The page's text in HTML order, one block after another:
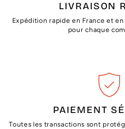
LIVRAISON
Expédition rapide en France et
pour chaque
PAIEMENT
Toutes les transactions sont